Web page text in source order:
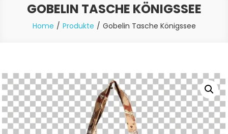
GOBELIN TASCHE KÖNIGSSEE
Home Produkte Gobelin Tasche Königssee